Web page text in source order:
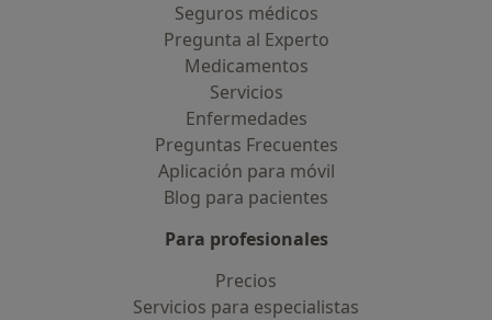
Seguros médicos
Pregunta al Experto
Medicamentos
Servicios
Enfermedades
Preguntas Frecuentes
Aplicación para móvil
Blog para pacientes
Para profesionales
Precios
Servicios para especialistas